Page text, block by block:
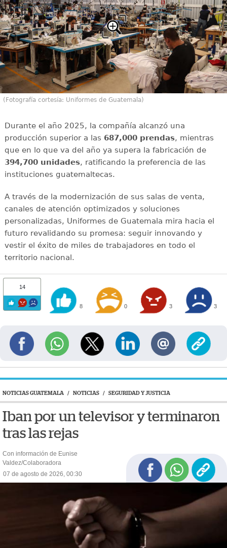
(Fotografía cortesía: Uniformes de Guatemala)
Durante el año 2025, la compañía alcanzó una
producción superior a las 687,000 prendas, mientras
que en lo que va del año ya supera la fabricación de
394,700 unidades, ratificando la preferencia de las
instituciones guatemaltecas.
A través de la modernización de sus salas de venta,
canales de atención optimizados y soluciones
personalizadas, Uniformes de Guatemala mira hacia el
futuro revalidando su promesa: seguir innovando y
vestir el éxito de miles de trabajadores en todo el
territorio nacional.
14
8 0 3 3
NOTICIAS GUATEMALA / NOTICIAS / SEGURIDAD Y JUSTICIA
Iban por un televisor y terminaron
tras las rejas
Con información de Eunise
Valdez/Colaboradora
07 de agosto de 2026, 00:30